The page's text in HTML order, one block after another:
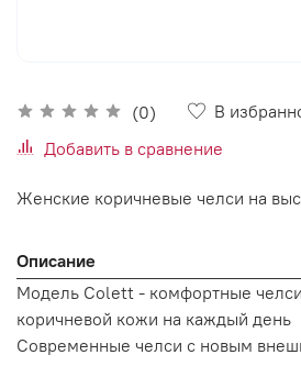
(0)
В
Добавить в сравнение
Женские коричневые челси на
Описание
Модель Colett - комфортные
коричневой кожи на каждый день
Современные челси с новым